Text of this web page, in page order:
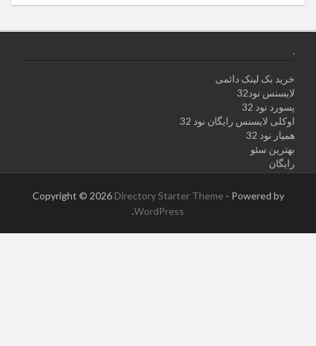
.
خرید بک لینک دائمی
لایسنس نود32
پسورد نود 32
اوکلی لایسنس رایگان نود 32
همیار نود 32
بهترین سئو
رایگان
Copyright © 2026 Directory Starter Theme - Powered by
WordPress
.